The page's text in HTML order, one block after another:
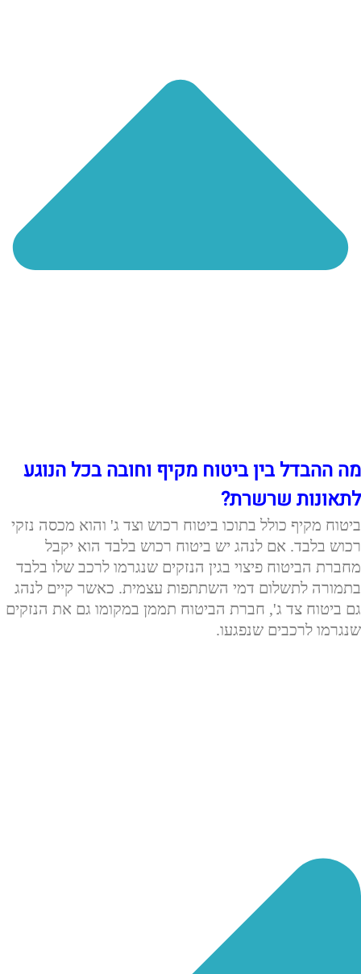
מה ההבדל בין ביטוח מקיף וחובה בכל הנוגע
לתאונות שרשרת?
ביטוח מקיף כולל בתוכו ביטוח רכוש וצד ג' והוא מכסה נזקי
רכוש בלבד. אם לנהג יש ביטוח רכוש בלבד הוא יקבל
מחברת הביטוח פיצוי בגין הנזקים שנגרמו לרכב שלו בלבד
בתמורה לתשלום דמי השתתפות עצמית. כאשר קיים לנהג
גם ביטוח צד ג', חברת הביטוח תממן במקומו גם את הנזקים
שנגרמו לרכבים שנפגעו.